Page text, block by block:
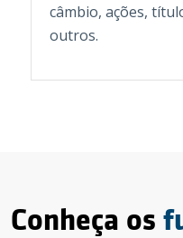
câmbio, ações,
outros.
Conheça os